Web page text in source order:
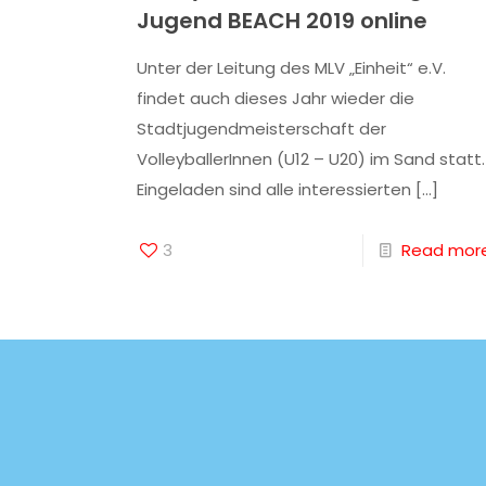
Jugend BEACH 2019 online
Unter der Leitung des MLV „Einheit“ e.V.
findet auch dieses Jahr wieder die
Stadtjugendmeisterschaft der
VolleyballerInnen (U12 – U20) im Sand statt.
Eingeladen sind alle interessierten […]
3 Read